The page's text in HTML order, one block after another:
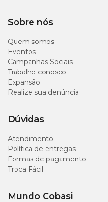
Sobre nós
Quem somos
Eventos
Campanhas Sociais
Trabalhe conosco
Expansão
Realize sua denúncia
Dúvidas
Atendimento
Política de entregas
Formas de pagamento
Troca Fácil
Mundo Cobasi